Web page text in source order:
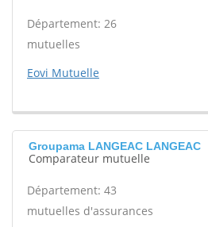
Département: 26
mutuelles
Eovi Mutuelle
Groupama LANGEAC LANGEAC
Comparateur mutuelle
Département: 43
mutuelles d'assurances